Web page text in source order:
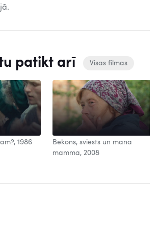
patikt arī Visas filmas
1986
Bekons, sviests un mana
mamma, 2008